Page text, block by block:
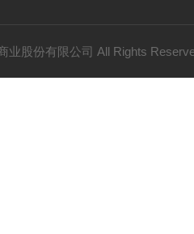
业股份有限公司 All Rights